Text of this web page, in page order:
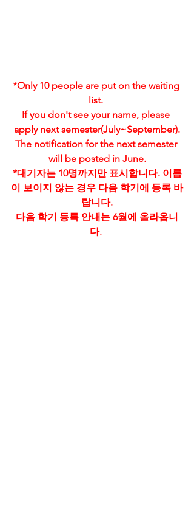
*Only 10 people are put on the waiting
list.
If you don't see your name, please
apply next semester(July~September).
The notification for the next semester
will be posted in June.
*대기자는 10명까지만 표시합니다. 이름
이 보이지 않는 경우 다음 학기에 등록 바
랍니다.
다음 학기 등록 안내는 6월에 올라옵니
다.